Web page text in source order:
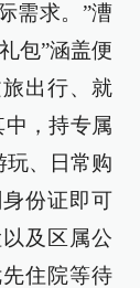
需求。”漕
包”涵盖便
出行、就
，持专属
玩、日常购
份证即可
及区属公
住院等待